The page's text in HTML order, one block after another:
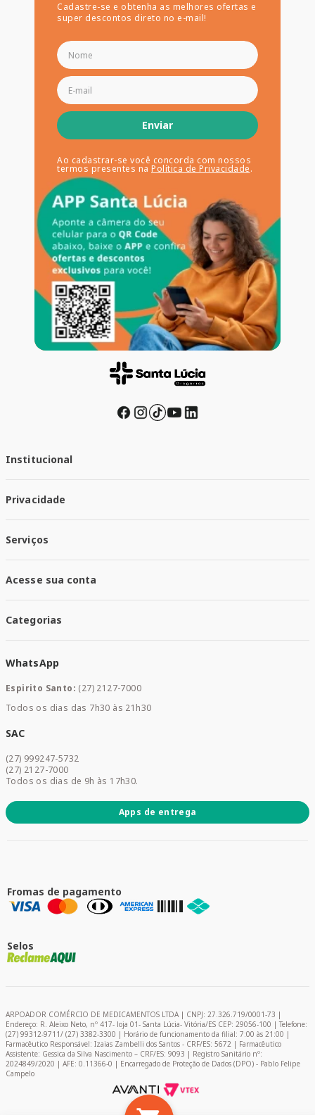
Cadastre-se e obtenha as melhores ofertas e
super descontos direto no e-mail!
Enviar
Ao cadastrar-se você concorda com nossos
termos presentes na Política de Privacidade.
Institucional
Trabalhe conosco
Responsabilidade Social
Nossas Lojas
Privacidade
Política de Entrega
Trocas e Devoluções
Serviços
Santa Mais Exames
Santa Mais Serviços
Santa Mais Convenios
Acesse sua conta
Meus Pedidos
Categorias
Saúde e Bem-estar
Mamães e Bebê
Dermocosméticos
Promoções
WhatsApp
Espirito Santo: (27) 2127-7000
Todos os dias das 7h30 às 21h30
SAC
(27) 999247-5732
(27) 2127-7000
Todos os dias de 9h às 17h30.
Apps de entrega
Fromas de pagamento
Selos
ARPOADOR COMÉRCIO DE MEDICAMENTOS LTDA | CNPJ: 27.326.719/0001-73 |
Endereço: R. Aleixo Neto, nº 417- loja 01- Santa Lúcia- Vitória/ES CEP: 29056-100 | Telefone:
(27) 99312-9711/ (27) 3382-3300 | Horário de funcionamento da filial: 7:00 às 21:00 |
Farmacêutico Responsável: Izaias Zambelli dos Santos - CRF/ES: 5672 | Farmacêutico
Assistente: Gessica da Silva Nascimento – CRF/ES: 9093 | Registro Sanitário nº:
2024849/2020 | AFE: 0.11366-0 | Encarregado de Proteção de Dados (DPO) - Pablo Felipe
Campelo